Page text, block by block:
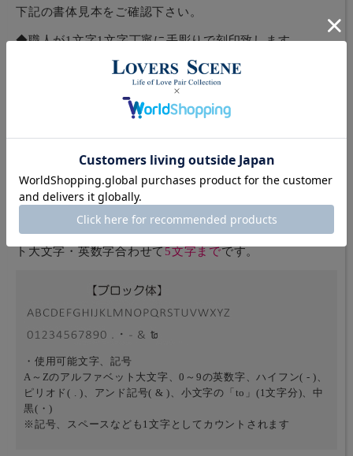
下記の書体見本をご確認下さい。
◆職人が1文字1文字丁寧に手彫りで刻印致します。
◆こちらの商品に入れられる刻印文字数はアルファベッ
ト大文字・英数字合わせて 5文字までです。
・使用可能文字、記号
A～Zのアルファベット大文字、0～9の英数字、ハイフン( - )、
ピリオド( . )、アンド記号( & )、小文字の「to」(1文字分)、中
黒(・)
※記号、スペースなども1文字としてカウントされます